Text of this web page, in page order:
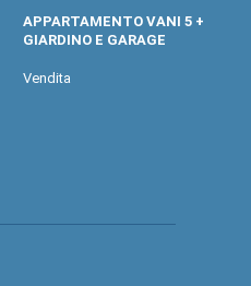
APPARTAMENTO VANI 5 +
GIARDINO E GARAGE
Vendita